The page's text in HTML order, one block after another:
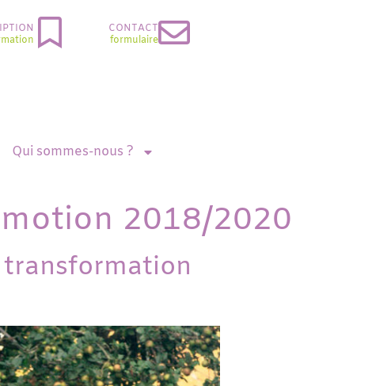
CONTACT
formulaire
Qui sommes-nous ?
2018/2020
transformation